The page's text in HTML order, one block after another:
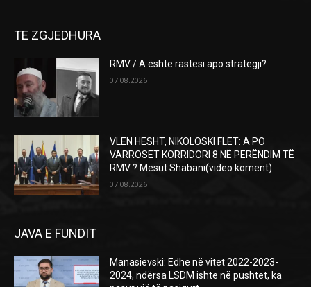
TE ZGJEDHURA
RMV / A është rastësi apo strategji?
07.08.2026
VLEN HESHT, NIKOLOSKI FLET: A PO
VARROSET KORRIDORI 8 NË PERËNDIM TË
RMV ? Mesut Shabani(video koment)
07.08.2026
JAVA E FUNDIT
Manasievski: Edhe në vitet 2022-2023-
2024, ndërsa LSDM ishte në pushtet, ka